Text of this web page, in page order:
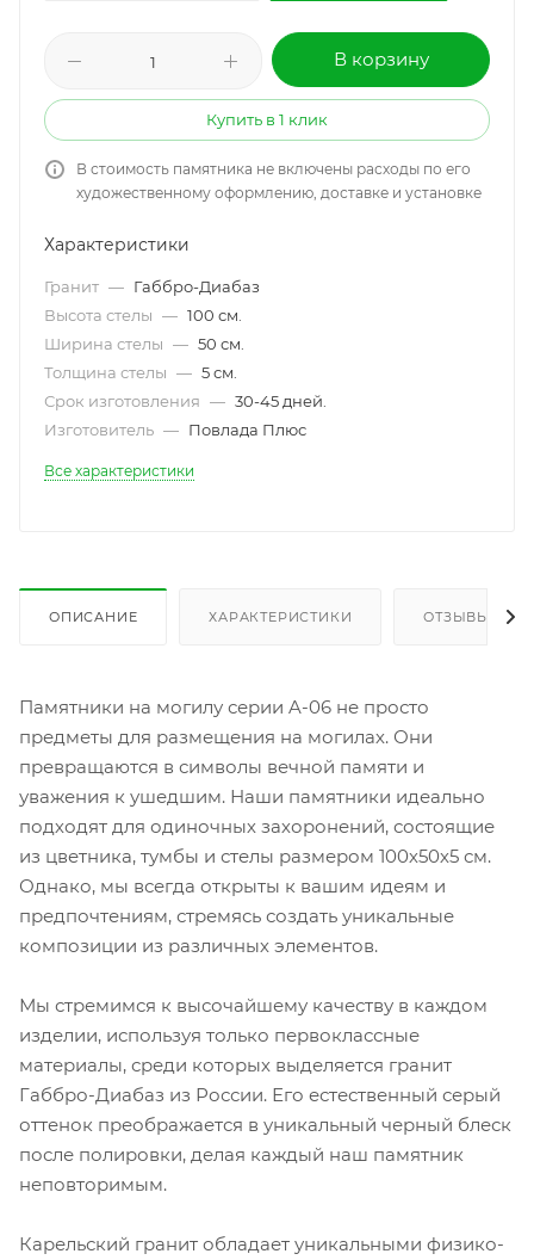
В корзину
Купить в 1 клик
В стоимость памятника не включены расходы по его
художественному оформлению, доставке и установке
Характеристики
Гранит — Габбро-Диабаз
Высота стелы — 100 см.
Ширина стелы — 50 см.
Толщина стелы — 5 см.
Срок изготовления — 30-45 дней.
Изготовитель — Повлада Плюс
Все характеристики
ОПИСАНИЕ ХАРАКТЕРИСТИКИ ОТЗЫВЫ
Памятники на могилу серии A-06 не просто
предметы для размещения на могилах. Они
превращаются в символы вечной памяти и
уважения к ушедшим. Наши памятники идеально
подходят для одиночных захоронений, состоящие
из цветника, тумбы и стелы размером 100х50х5 см.
Однако, мы всегда открыты к вашим идеям и
предпочтениям, стремясь создать уникальные
композиции из различных элементов.
Мы стремимся к высочайшему качеству в каждом
изделии, используя только первоклассные
материалы, среди которых выделяется гранит
Габбро-Диабаз из России. Его естественный серый
оттенок преображается в уникальный черный блеск
после полировки, делая каждый наш памятник
неповторимым.
Карельский гранит обладает уникальными физико-